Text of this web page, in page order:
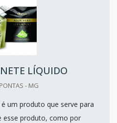
LÍQUIDO
- MG
um produto que serve para
esse produto, como por